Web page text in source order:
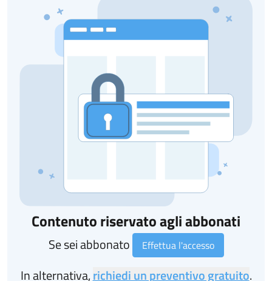
Contenuto riservato agli abbonati
Se sei abbonato Effettua l'accesso
In alternativa,richiedi un preventivo gratuito.